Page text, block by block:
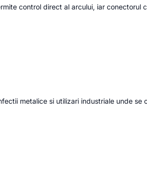
control direct al arcului, iar
metalice si utilizari industriale unde se